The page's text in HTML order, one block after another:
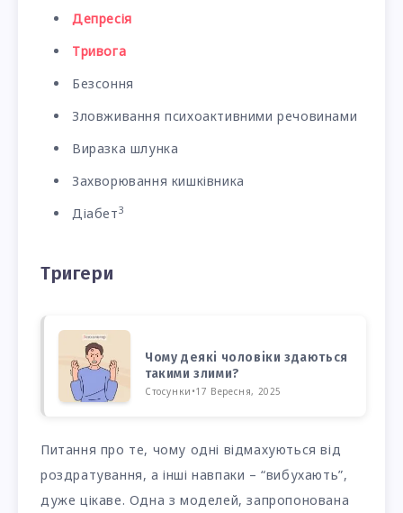
Депресія
Тривога
Безсоння
Зловживання психоактивними речовинами
Виразка шлунка
Захворювання кишківника
Діабет3
Тригери
Чому деякі чоловіки здаються
такими злими?
Стосунки •17 Вересня, 2025
Питання про те, чому одні відмахуються від
роздратування, а інші навпаки – “вибухають”,
дуже цікаве. Одна з моделей, запропонована